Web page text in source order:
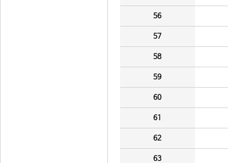
56
57
58
59
60
61
62
63